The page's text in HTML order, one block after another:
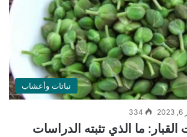
نباتات وأعشاب
334
القبار: ما الذي تثبته الدراسات